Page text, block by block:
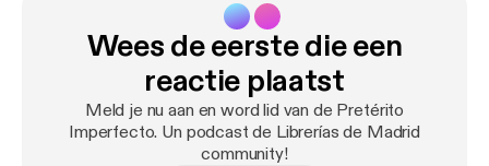
edición que, tras el aplazamiento de fecha, se ha
realizado de manera virtual bajo el nombre de 'Feria
disecciona la plataforma todostuslibros.com.
Wees de eerste die een
reactie plaatst
Meld je nu aan en word lid van de Pretérito
Imperfecto. Un podcast de Librerías de Madrid
community!